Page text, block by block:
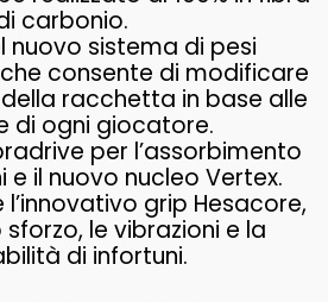
carbonio.
nuovo sistema di pesi
che consente di modificare
racchetta in base alle
di ogni giocatore.
per l’assorbimento
e il nuovo nucleo Vertex.
grip Hesacore,
le vibrazioni e la
di infortuni.